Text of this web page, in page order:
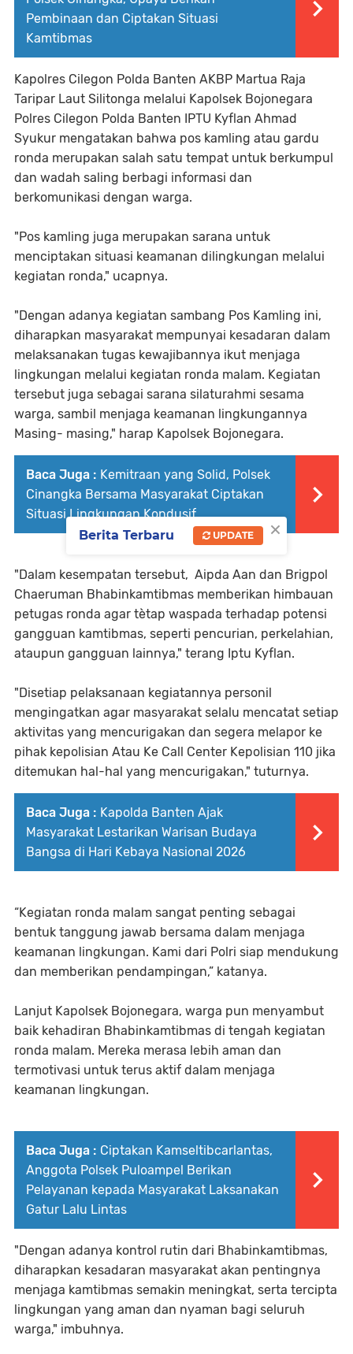
Pembinaan dan Ciptakan Situasi
Kamtibmas
Kapolres Cilegon Polda Banten AKBP Martua Raja
Taripar Laut Silitonga melalui Kapolsek Bojonegara
Polres Cilegon Polda Banten IPTU Kyflan Ahmad
Syukur mengatakan bahwa pos kamling atau gardu
ronda merupakan salah satu tempat untuk berkumpul
dan wadah saling berbagi informasi dan
berkomunikasi dengan warga.
"Pos kamling juga merupakan sarana untuk
menciptakan situasi keamanan dilingkungan melalui
kegiatan ronda," ucapnya.
"Dengan adanya kegiatan sambang Pos Kamling ini,
diharapkan masyarakat mempunyai kesadaran dalam
melaksanakan tugas kewajibannya ikut menjaga
lingkungan melalui kegiatan ronda malam. Kegiatan
tersebut juga sebagai sarana silaturahmi sesama
warga, sambil menjaga keamanan lingkungannya
Masing- masing," harap Kapolsek Bojonegara.
Baca Juga : Kemitraan yang Solid, Polsek
Cinangka Bersama Masyarakat Ciptakan
Situasi Lingkungan Kondusif
"Dalam kesempatan tersebut, Aipda Aan dan Brigpol
Chaeruman Bhabinkamtibmas memberikan himbauan
petugas ronda agar tètap waspada terhadap potensi
gangguan kamtibmas, seperti pencurian, perkelahian,
ataupun gangguan lainnya," terang Iptu Kyflan.
"Disetiap pelaksanaan kegiatannya personil
mengingatkan agar masyarakat selalu mencatat setiap
aktivitas yang mencurigakan dan segera melapor ke
pihak kepolisian Atau Ke Call Center Kepolisian 110 jika
ditemukan hal-hal yang mencurigakan," tuturnya.
Baca Juga : Kapolda Banten Ajak
Masyarakat Lestarikan Warisan Budaya
Bangsa di Hari Kebaya Nasional 2026
“Kegiatan ronda malam sangat penting sebagai
bentuk tanggung jawab bersama dalam menjaga
keamanan lingkungan. Kami dari Polri siap mendukung
dan memberikan pendampingan,” katanya.
Lanjut Kapolsek Bojonegara, warga pun menyambut
baik kehadiran Bhabinkamtibmas di tengah kegiatan
ronda malam. Mereka merasa lebih aman dan
termotivasi untuk terus aktif dalam menjaga
keamanan lingkungan.
Baca Juga : Ciptakan Kamseltibcarlantas,
Anggota Polsek Puloampel Berikan
Pelayanan kepada Masyarakat Laksanakan
Gatur Lalu Lintas
"Dengan adanya kontrol rutin dari Bhabinkamtibmas,
diharapkan kesadaran masyarakat akan pentingnya
menjaga kamtibmas semakin meningkat, serta tercipta
lingkungan yang aman dan nyaman bagi seluruh
warga," imbuhnya.
×
Berita Terbaru UPDATE